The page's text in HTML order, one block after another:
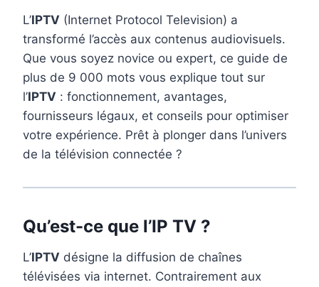
L’IPTV (Internet Protocol Television) a
transformé l’accès aux contenus audiovisuels.
Que vous soyez novice ou expert, ce guide de
plus de 9 000 mots vous explique tout sur
l’IPTV : fonctionnement, avantages,
fournisseurs légaux, et conseils pour optimiser
votre expérience. Prêt à plonger dans l’univers
de la télévision connectée ?
Qu’est-ce que l’IP TV ?
L’IPTV désigne la diffusion de chaînes
télévisées via internet. Contrairement aux